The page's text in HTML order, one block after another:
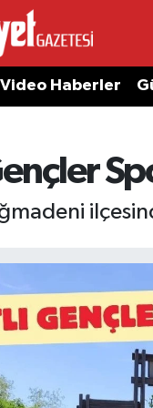
Video Haberler